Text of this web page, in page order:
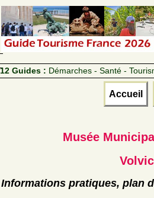
12 Guides : Démarches - Santé -
Accueil
Musée
Informations pratiques, plan